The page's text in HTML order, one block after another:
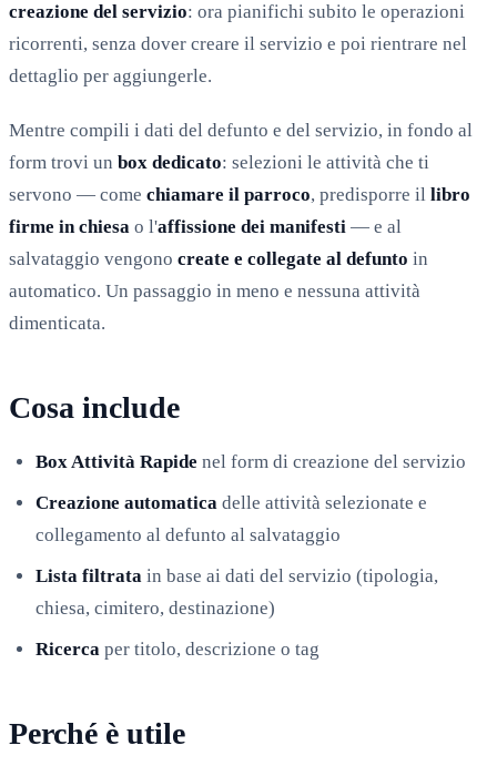
creazione del servizio: ora pianifichi subito le operazioni
ricorrenti, senza dover creare il servizio e poi rientrare nel
dettaglio per aggiungerle.
Mentre compili i dati del defunto e del servizio, in fondo al
form trovi un box dedicato: selezioni le attività che ti
servono — come chiamare il parroco, predisporre il libro
firme in chiesa o l'affissione dei manifesti — e al
salvataggio vengono create e collegate al defunto in
automatico. Un passaggio in meno e nessuna attività
dimenticata.
Cosa include
Box Attività Rapide nel form di creazione del servizio
Creazione automatica delle attività selezionate e
collegamento al defunto al salvataggio
Lista filtrata in base ai dati del servizio (tipologia,
chiesa, cimitero, destinazione)
Ricerca per titolo, descrizione o tag
Perché è utile